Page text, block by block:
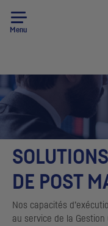
Menu
DE POST
Nos capacités
au service de la